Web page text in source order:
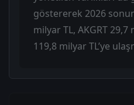
göstererek 2026
milyar TL, AKGRT 29,7
119,8 milyar TL’ye